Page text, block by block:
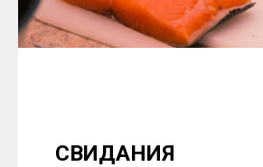
СВИДАНИЯ